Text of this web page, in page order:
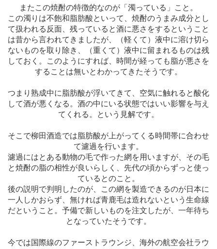
またこの焼酎の特徴的なのが「濁っている」こと。
この濁りは不飽和脂肪酸といって、焼酎のうまみ成分とし
て扱われる反面、残っていると酒に悪さをするということ
は昔から言われてきましたが、（軽くて）液中に溶け切ら
ないものを取り除き、（重くて）液中に留まれるものは残
しておく。このようにすれば、時間が経っても脂が悪さを
することは無いとわかってきたそうです。
つまり熟成中に脂肪酸が浮いてきて、空気に触れると酸化
して酒が悪くなる。酒の中にいる状態ではいい影響を与え
てくれる。という見解です。
そこで柳田酒造では脂肪酸が上がってくる時間帯に合わせ
て濾過を行います。
濾過にはとある動物の毛で作った網を用いますが、その毛
と焼酎の脂の相性が良いらしく、先代の頃からずっと使っ
ているとのこと。
後の説明で判明したのが、この網を製造できるのが日本に
一人しかおらず、無ければ青鹿毛は造れないという生命線
だということ。予備で新しいものを注文したが、一年待ち
となっていたそうです。
今では国際線のファーストラウンジ、海外の航空会社ラウ